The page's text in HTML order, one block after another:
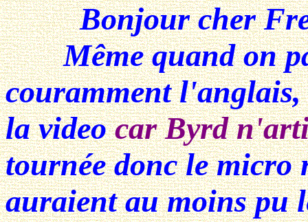
Bonjour cher
Même quand on
couramment
la videocar Byrd
tournée donc le micro
auraient au moins pu